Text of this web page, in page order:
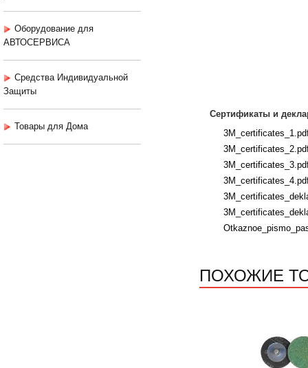
Оборудование для
АВТОСЕРВИСА
Средства Индивидуальной
Защиты
Товары для Дома
Сертификаты и
ПОХОЖИЕ